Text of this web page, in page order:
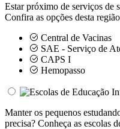
Estar próximo de serviços de
Confira as opções desta
Central de Vacinas
SAE - Serviço de
CAPS I
Hemopasso
Manter os pequenos
precisa? Conheça as escolas